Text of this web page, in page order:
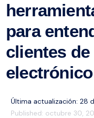
para
clientes
Última actualización: 28
Published: octubre 30,